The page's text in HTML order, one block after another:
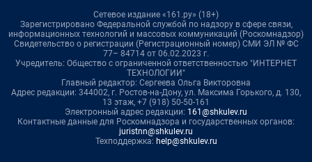
Сетевое издание «161.ру» (18+)
Зарегистрировано Федеральной службой по надзору в сфере связи,
информационных технологий и массовых коммуникаций (Роскомнадзор)
Свидетельство о регистрации (Регистрационный номер) СМИ ЭЛ № ФС
77– 84714 от 06.02.2023 г.
Учредитель: Общество с ограниченной ответственностью "ИНТЕРНЕТ
ТЕХНОЛОГИИ"
Главный редактор: Сергеева Ольга Викторовна
Адрес редакции: 344002, г. Ростов-на-Дону, ул. Максима Горького, д. 130,
13 этаж, +7 (918) 50-50-161
Электронный адрес редакции: 161@shkulev.ru
Контактные данные для Роскомнадзора и государственных органов:
juristnn@shkulev.ru
Техподдержка: help@shkulev.ru